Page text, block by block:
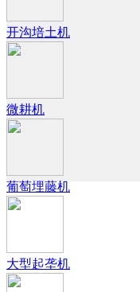
开沟培土机
微耕机
葡萄埋藤机
大型起垄机